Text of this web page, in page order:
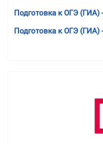
Подготовка к ОГЭ (ГИА)
Подготовка к ОГЭ (ГИА)